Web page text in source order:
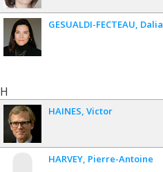
GESUALDI-FECTEAU Dalia
H
HAINES Victor
HARVEY Pierre-Antoine